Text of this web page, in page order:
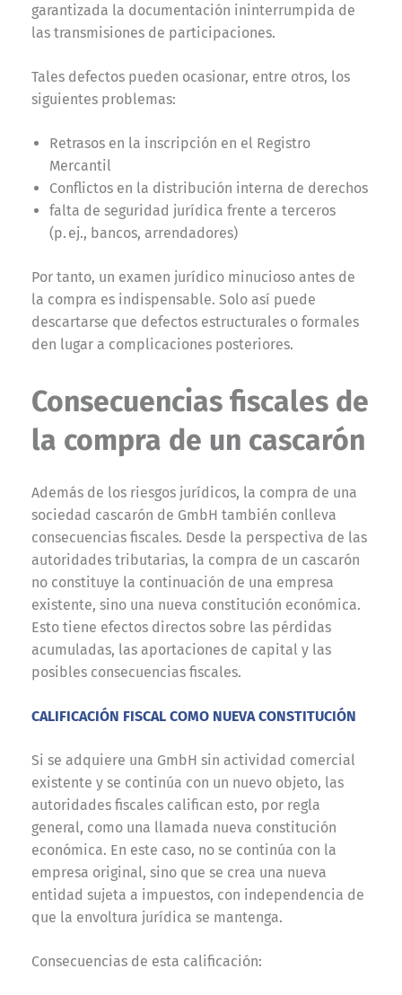
garantizada la documentación ininterrumpida de
las transmisiones de participaciones.
Tales defectos pueden ocasionar, entre otros, los
siguientes problemas:
Retrasos en la inscripción en el Registro
Mercantil
Conflictos en la distribución interna de derechos
falta de seguridad jurídica frente a terceros
(p. ej., bancos, arrendadores)
Por tanto, un examen jurídico minucioso antes de
la compra es indispensable. Solo así puede
descartarse que defectos estructurales o formales
den lugar a complicaciones posteriores.
Consecuencias fiscales de
la compra de un cascarón
Además de los riesgos jurídicos, la compra de una
sociedad cascarón de GmbH también conlleva
consecuencias fiscales. Desde la perspectiva de las
autoridades tributarias, la compra de un cascarón
no constituye la continuación de una empresa
existente, sino una nueva constitución económica.
Esto tiene efectos directos sobre las pérdidas
acumuladas, las aportaciones de capital y las
posibles consecuencias fiscales.
CALIFICACIÓN FISCAL COMO NUEVA CONSTITUCIÓN
Si se adquiere una GmbH sin actividad comercial
existente y se continúa con un nuevo objeto, las
autoridades fiscales califican esto, por regla
general, como una llamada nueva constitución
económica. En este caso, no se continúa con la
empresa original, sino que se crea una nueva
entidad sujeta a impuestos, con independencia de
que la envoltura jurídica se mantenga.
Consecuencias de esta calificación: